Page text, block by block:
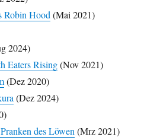
Robin Hood (Mai 2021)
2024)
Eaters Rising(Nov 2021)
(Dez 2020)
(Dez 2024)
des Löwen (Mrz 2021)